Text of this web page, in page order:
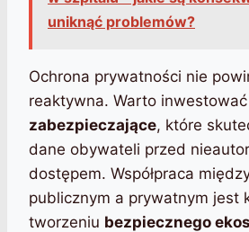
uniknąć problemów?
Ochrona prywatności nie
reaktywna. Warto
zabezpieczające, które
dane obywateli przed
dostępem. Współpraca
publicznym a prywatnym jest
tworzeniu bezpiecznego